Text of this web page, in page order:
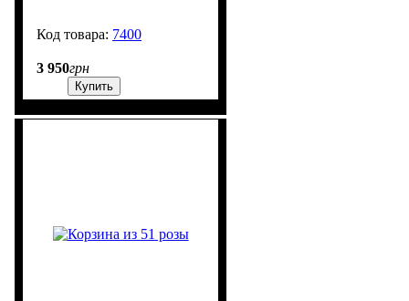
7400
3 950грн
Купить